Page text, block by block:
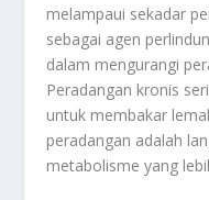
melampaui sekadar
sebagai agen
dalam mengurangi
Peradangan kronis
untuk membakar
peradangan adalah
metabolisme yang